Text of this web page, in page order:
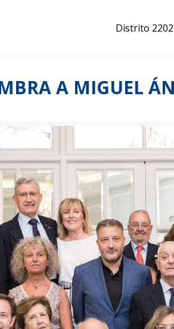
Distrito 2202
A MIGUEL